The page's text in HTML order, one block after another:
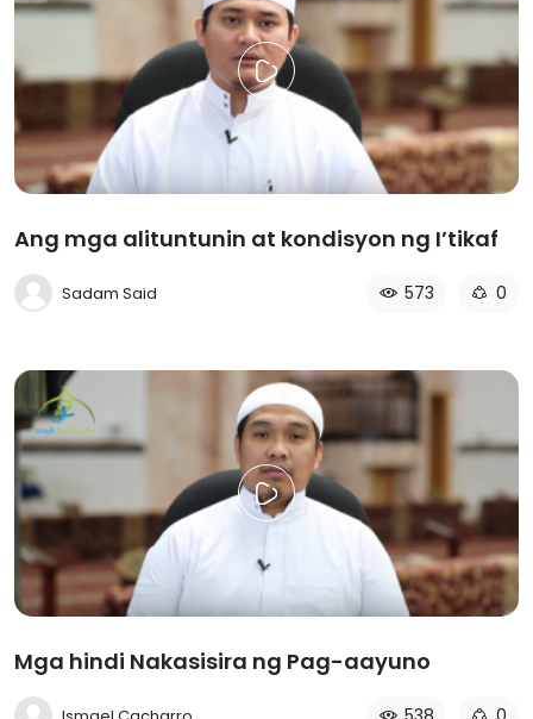
Ang mga alituntunin at kondisyon ng I’tikaf
Sadam Said 573 0
Mga hindi Nakasisira ng Pag-aayuno